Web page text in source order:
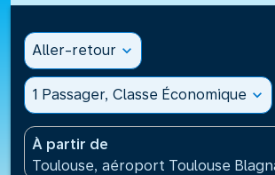
Aller-retour expand_more
1 Passager, Classe Économique expand_more
À partir de
Toulouse, aéroport Toulouse